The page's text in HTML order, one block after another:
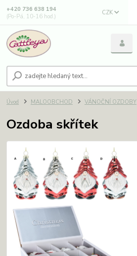
CZK
+420 736 638 194
(Po-Pá, 10-16 hod.)
Úvod MALOOBCHOD VÁNOČNÍ OZDOBY
Ozdoba skřítek